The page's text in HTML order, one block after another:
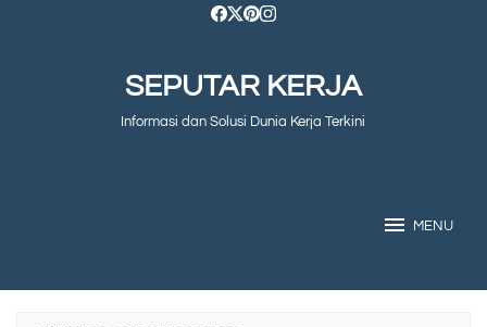
SEPUTAR KERJA
Informasi dan Solusi Dunia Kerja Terkini
MENU